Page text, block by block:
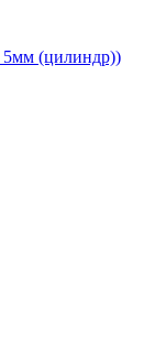
5мм (цилиндр))